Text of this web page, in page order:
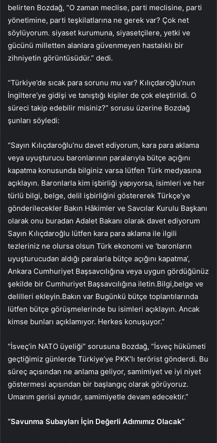
belirten Bozdağ, “O zaman meclise, parti meclisine, parti
yönetimine, parti teşkilatlarına ne gerek var? Çok net
söylüyorum. siyaset kurumuna, siyasetçilere, yetki ve
gücünü milletten alanlara güvenmeyen hastalıklı bir
zihniyetin görüntüsüdür.” dedi.
“Türkiye’de sıcak para sorunu mu var? Kılıçdaroğlu’nun
İngiltere’ye gidişi ve tanıştığı kişiler de çok eleştirildi. O
süreci takip edebilir misiniz?” sorusu üzerine Bozdağ
şunları söyledi:
“Sayın Kılıçdaroğlu’nu davet ediyorum, kara para aklama
veya uyuşturucu baronlarının paralarıyla bütçe açığını
kapatma konusunda bilginiz varsa lütfen Türk medyasına
açıklayın. Baronlarla kim işbirliği yapıyorsa, isimleri ve her
türlü bilgi, belge, delil işbirliğini göstererek Türkçe’ye
gönderilecekler Bakın Hâkimler ve Savcılar Kurulu Başkanı
olarak onu buradan Adalet Bakanı olarak davet ediyorum
Sayın Kılıçdaroğlu lütfen kara para aklama ile ilgili
tezleriniz ne olursa olsun Türk ekonomi ve ‘baronların
uyuşturucudan aldığı paralarla bütçe açığını kapatma’,
Ankara Cumhuriyet Başsavcılığına veya uygun gördüğünüz
şekilde bir Cumhuriyet Başsavcılığına iletin.Bilgi,belge ve
delilleri ekleyin.Bakın var Bugünkü bütçe toplantılarında
lütfen bütçe görüşmelerinde bu isimleri açıklayın. Ancak
kimse bunları açıklamıyor. Herkes konuşuyor.”
“İsveç’in NATO üyeliği” sorusuna Bozdağ, “İsveç hükümeti
geçtiğimiz günlerde Türkiye’ye PKK’lı terörist gönderdi. Bu
süreç açısından ne anlama geliyor, samimiyet ve iyi niyet
göstermesi açısından bir başlangıç ​​olarak görüyoruz.
Umarım gerisi aynıdır, samimiyetle devam edecektir.”
“Savunma Subayları İçin Değerli Adımımız Olacak”